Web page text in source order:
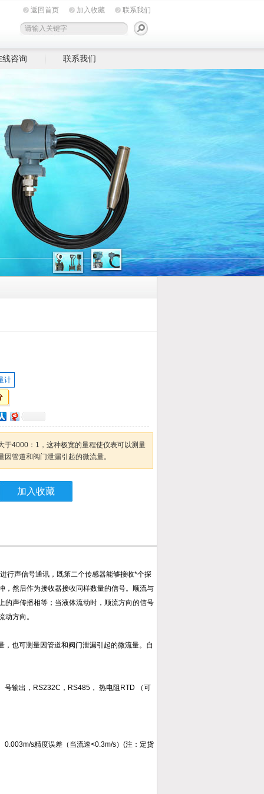
返回首页 加入收藏 联系我们
线咨询 联系我们
计
于4000：1，这种极宽的量程使仪表可以测量
管道和阀门泄漏引起的微流量。
加入收藏
声信号通讯，既第二个传感器能够接收*个探
，然后作为接收器接收同样数量的信号。顺流与
的声传播相等；当液体流动时，顺流方向的信号
方向。
也可测量因管道和阀门泄漏引起的微流量。自
输出，RS232C，RS485， 热电阻RTD （可
s精度误差（当流速<0.3m/s）(注：定货